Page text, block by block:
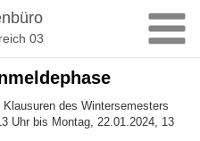
03
des Wintersemesters
Uhr bis Montag, 22.01.2024, 13